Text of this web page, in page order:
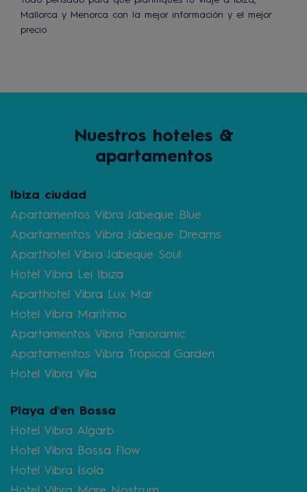
Mallorca y Menorca con la mejor información y el mejor
precio
Nuestros hoteles &
apartamentos
Ibiza ciudad
Apartamentos Vibra Jabeque Blue
Apartamentos Vibra Jabeque Dreams
Aparthotel Vibra Jabeque Soul
Hotel Vibra Lei Ibiza
Aparthotel Vibra Lux Mar
Hotel Vibra Maritimo
Apartamentos Vibra Panoramic
Apartamentos Vibra Tropical Garden
Hotel Vibra Vila
Playa d'en Bossa
Hotel Vibra Algarb
Hotel Vibra Bossa Flow
Hotel Vibra Isola